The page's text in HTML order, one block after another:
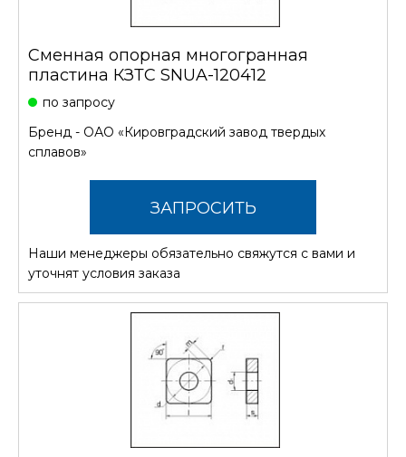
Сменная опорная многогранная
пластина КЗТС SNUA-120412
по запросу
Бренд - ОАО «Кировградский завод твердых
сплавов»
ЗАПРОСИТЬ
СТОИМОСТЬ
Наши менеджеры обязательно свяжутся с вами и
уточнят условия заказа